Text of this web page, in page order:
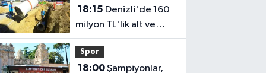
18:15
milyon TL'lik alt ve
üstyapı yatırımı
Spor
18:00Şampiyonlar,